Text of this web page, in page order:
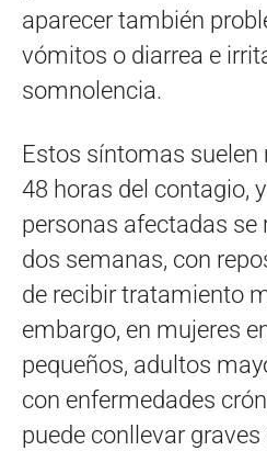
aparecer también
vómitos o diarrea e
somnolencia.
Estos síntomas
48 horas del contagio,
personas afectadas se
dos semanas, con
de recibir tratamiento
embargo, en mujeres
pequeños, adultos
con enfermedades
puede conllevar